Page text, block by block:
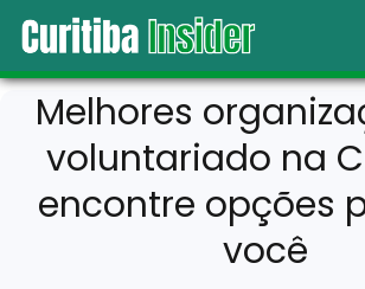
Melhores
voluntariado na
encontre opções
você